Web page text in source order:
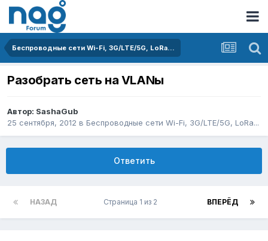
Беспроводные сети Wi-Fi, 3G/LTE/5G, LoRa...
Разобрать сеть на VLANы
Автор: SashaGub
25 сентября, 2012 в Беспроводные сети Wi-Fi, 3G/LTE/5G, LoRa...
Ответить
НАЗАД ВПЕРЁД
Страница 1 из 2